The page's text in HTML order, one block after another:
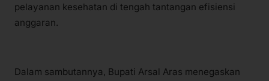
pelayanan kesehatan di tengah tantangan efisiensi
anggaran.
Dalam sambutannya, Bupati Arsal Aras menegaskan